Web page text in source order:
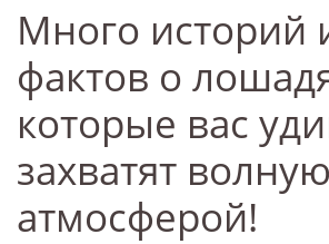
Много историй
фактов о
которые вас
захватят
атмосферой!